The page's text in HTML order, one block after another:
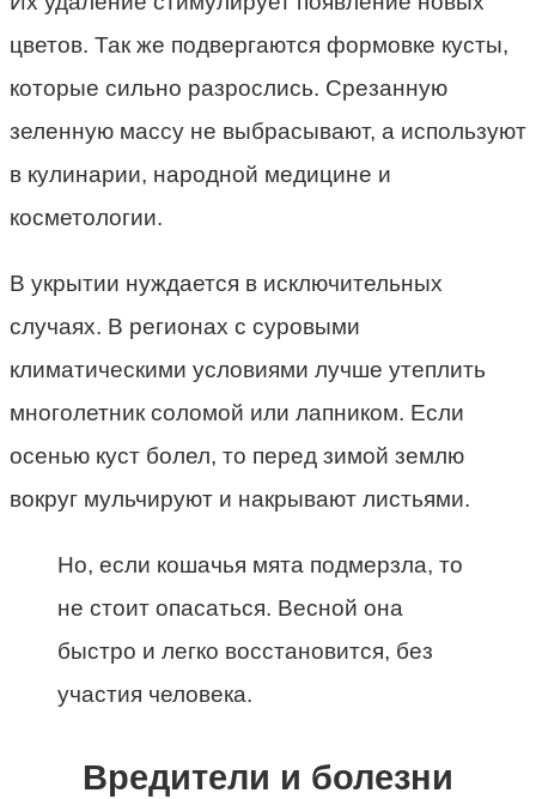
цветов. Так же подвергаются формовке кусты,
которые сильно разрослись. Срезанную
зеленную массу не выбрасывают, а используют
в кулинарии, народной медицине и
косметологии.
В укрытии нуждается в исключительных
случаях. В регионах с суровыми
климатическими условиями лучше утеплить
многолетник соломой или лапником. Если
осенью куст болел, то перед зимой землю
вокруг мульчируют и накрывают листьями.
Но, если кошачья мята подмерзла, то
не стоит опасаться. Весной она
быстро и легко восстановится, без
участия человека.
Вредители и болезни